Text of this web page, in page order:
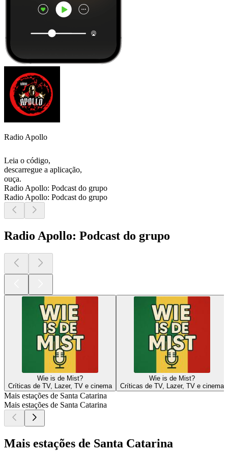
Radio Apollo
Leia o código,
descarregue a aplicação,
ouça.
Radio Apollo: Podcast do grupo
Radio Apollo: Podcast do grupo
Radio Apollo: Podcast do grupo
Wie is de Mist?
Críticas de TV, Lazer, TV e cinema
Wie is de Mist?
Críticas de TV, Lazer, TV e cinema
Mais estações de Santa Catarina
Mais estações de Santa Catarina
Mais estações de Santa Catarina